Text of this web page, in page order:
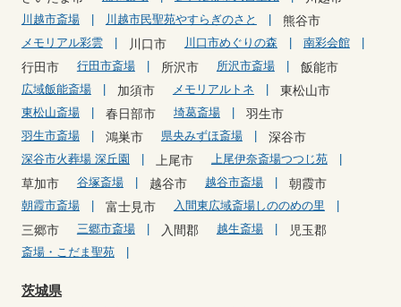
川越市斎場 川越市民聖苑やすらぎのさと 熊谷市
メモリアル彩雲 川口市 川口市めぐりの森 南彩会館
行田市 行田市斎場 所沢市 所沢市斎場 飯能市
広域飯能斎場 加須市 メモリアルトネ 東松山市
東松山斎場 春日部市 埼葛斎場 羽生市
羽生市斎場 鴻巣市 県央みずほ斎場 深谷市
深谷市火葬場 深丘園 上尾市 上尾伊奈斎場つつじ苑
草加市 谷塚斎場 越谷市 越谷市斎場 朝霞市
朝霞市斎場 富士見市 入間東広域斎場しののめの里
三郷市 三郷市斎場 入間郡 越生斎場 児玉郡
斎場・こだま聖苑
茨城県